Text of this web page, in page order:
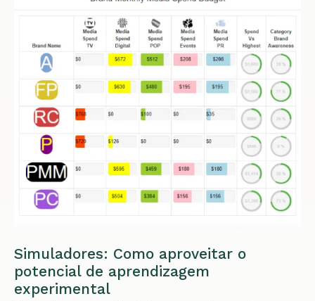
Simuladores: Como aproveitar o
potencial de aprendizagem
experimental